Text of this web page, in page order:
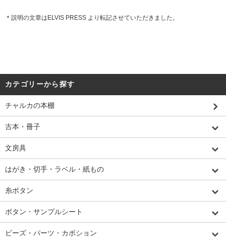
＊説明の文章はELVIS PRESS より転記させていただきました。
カテゴリーから探す
チャルカの本棚
古本・冊子
文房具
はがき・切手・ラベル・紙もの
糸ボタン
ボタン・サンプルシート
ビーズ・パーツ・カボション